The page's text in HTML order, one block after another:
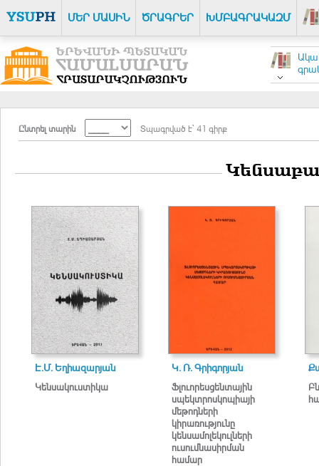
ՄԵՐ ՄԱՍԻՆ ԾՐԱԳՐԵՐ ԽՄԲԱԳՐԱԿԱԶՄ
Ընտրել տարին Տպագրված է` 41 գիրք
Է.Մ. Եղիազարյան
Կենսակուստիկա
Կ. Ռ. Գրիգորյան
Ֆլուորեսցենտային
սպեկտրոսկոպիայի
մեթոդների
կիրառությունը
կենսամոլեկուլների
ուսումնասիրման
համար